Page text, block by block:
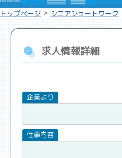
トップページ > シニアショートワーク
求人情報詳細